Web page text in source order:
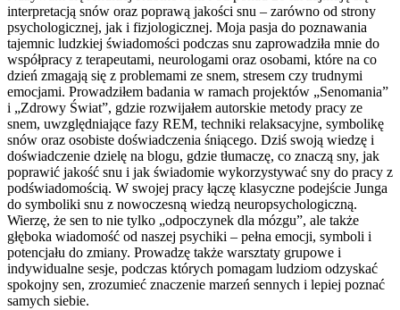
interpretacją snów oraz poprawą jakości snu – zarówno od strony
psychologicznej, jak i fizjologicznej. Moja pasja do poznawania
tajemnic ludzkiej świadomości podczas snu zaprowadziła mnie do
współpracy z terapeutami, neurologami oraz osobami, które na co
dzień zmagają się z problemami ze snem, stresem czy trudnymi
emocjami. Prowadziłem badania w ramach projektów „Senomania”
i „Zdrowy Świat”, gdzie rozwijałem autorskie metody pracy ze
snem, uwzględniające fazy REM, techniki relaksacyjne, symbolikę
snów oraz osobiste doświadczenia śniącego. Dziś swoją wiedzę i
doświadczenie dzielę na blogu, gdzie tłumaczę, co znaczą sny, jak
poprawić jakość snu i jak świadomie wykorzystywać sny do pracy z
podświadomością. W swojej pracy łączę klasyczne podejście Junga
do symboliki snu z nowoczesną wiedzą neuropsychologiczną.
Wierzę, że sen to nie tylko „odpoczynek dla mózgu”, ale także
głęboka wiadomość od naszej psychiki – pełna emocji, symboli i
potencjału do zmiany. Prowadzę także warsztaty grupowe i
indywidualne sesje, podczas których pomagam ludziom odzyskać
spokojny sen, zrozumieć znaczenie marzeń sennych i lepiej poznać
samych siebie.